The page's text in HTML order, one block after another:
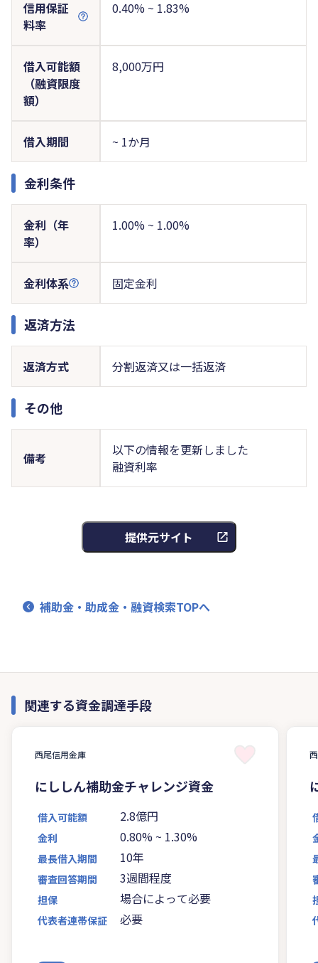
信用保証
料率
0.40% ~ 1.83%
借入可能額
（融資限度
額）
8,000万円
借入期間 ~ 1か月
金利条件
金利（年
率）
1.00% ~ 1.00%
金利体系 固定金利
返済方法
返済方式 分割返済又は一括返済
その他
備考
以下の情報を更新しました
融資利率
提供元サイト
補助金・助成金・融資検索TOPへ
関連する資金調達手段
西尾信用金庫
にししん補助金チャレンジ資金
借入可能額 2.8億円
金利 0.80% ~ 1.30%
最長借入期間 10年
審査回答期間 3週間程度
担保 場合によって必要
代表者連帯保証 必要